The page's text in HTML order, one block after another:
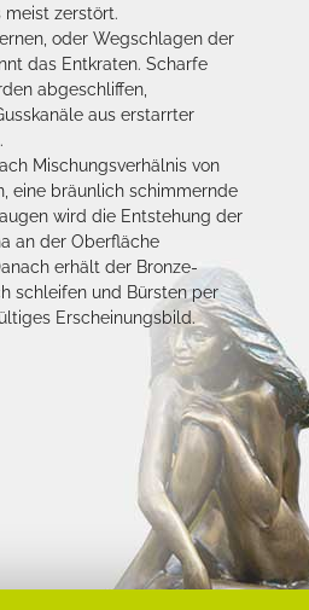
meist zerstört.
oder Wegschlagen der
das Entkraten. Scharfe
abgeschliffen,
aus erstarrter
Mischungsverhälnis von
eine bräunlich schimmernde
wird die Entstehung der
an der Oberfläche
erhält der Bronze-
schleifen und Bürsten per
Erscheinungsbild.